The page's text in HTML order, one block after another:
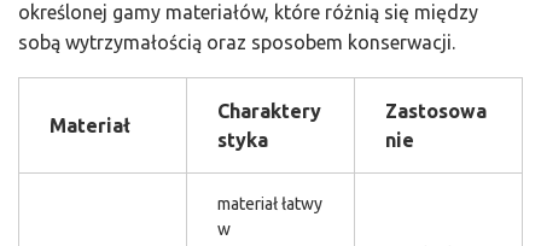
określonej gamy materiałów, które różnią się między
sobą wytrzymałością oraz sposobem konserwacji.
Materiał
Charaktery
styka
Zastosowa
nie
materiał łatwy
w